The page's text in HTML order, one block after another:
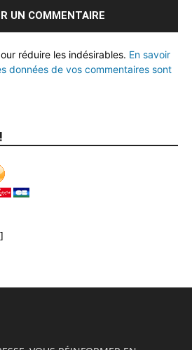
réduire les indésirables. En savoir
données de vos commentaires sont